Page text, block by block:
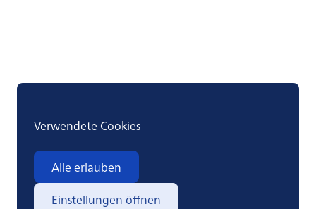
Verwendete Cookies
Alle erlauben
Einstellungen öffnen